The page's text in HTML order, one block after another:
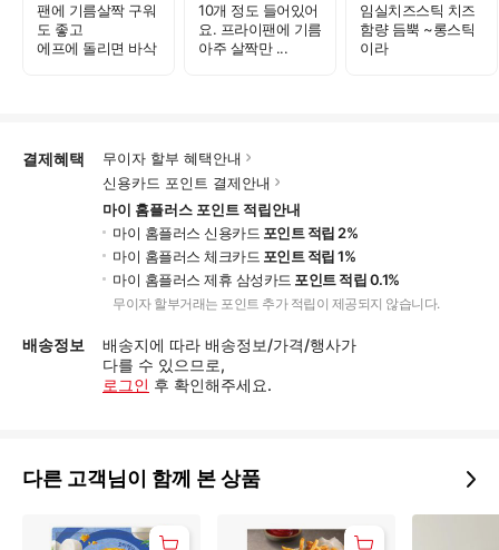
팬에 기름살짝 구워
도 좋고
에프에 돌리면 바삭
10개 정도 들어있어
요. 프라이팬에 기름
아주 살짝만 ...
임실치즈스틱 치즈
함량 듬뿍 ~롱스틱
이라
결제혜택
무이자 할부 혜택안내
신용카드 포인트 결제안내
마이 홈플러스 포인트 적립안내
마이 홈플러스 신용카드 포인트 적립 2%
마이 홈플러스 체크카드 포인트 적립 1%
마이 홈플러스 제휴 삼성카드 포인트 적립 0.1%
무이자 할부거래는 포인트 추가 적립이 제공되지 않습니다.
배송정보
배송지에 따라 배송정보/가격/행사가
다를 수 있으므로,
로그인 후 확인해주세요.
다른 고객님이 함께 본 상품